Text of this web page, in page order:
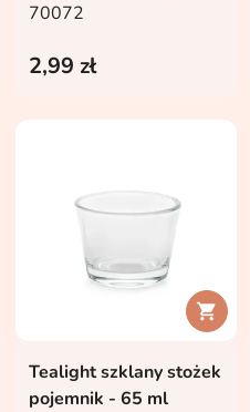
70072
2,99 zł

Tealight szklany stożek
pojemnik - 65 ml